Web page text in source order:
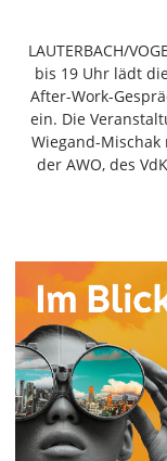
Grebenau
Herbstein
Kirtorf
Schwalm
Fulda
Gießen
LAUTERBACH/
bis 19 Uhr lädt
After-Work-
ein. Die
Wiegand-
der AWO, des